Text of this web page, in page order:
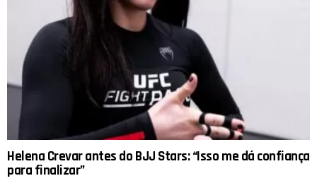
Helena Crevar antes do BJJ Stars: “Isso me dá confiança
para finalizar”